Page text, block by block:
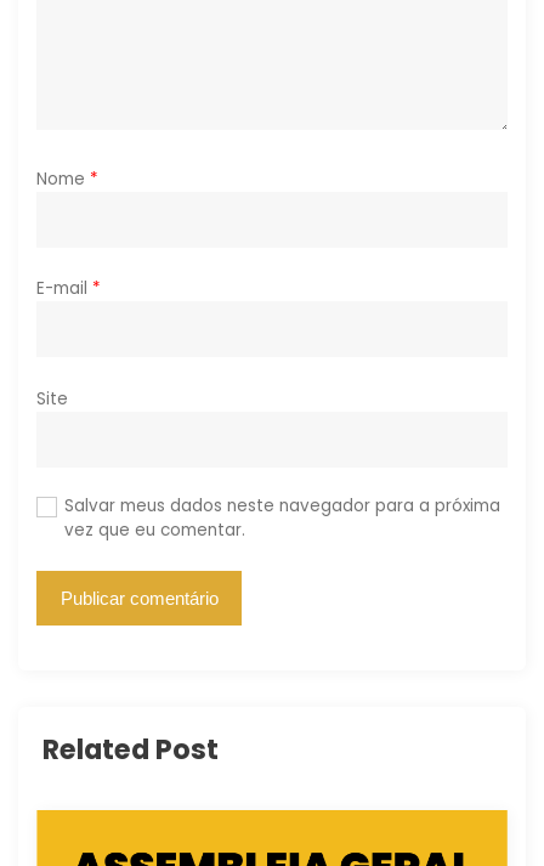
Nome *
E-mail *
Site
Salvar meus dados neste navegador para a próxima
vez que eu comentar.
Related Post